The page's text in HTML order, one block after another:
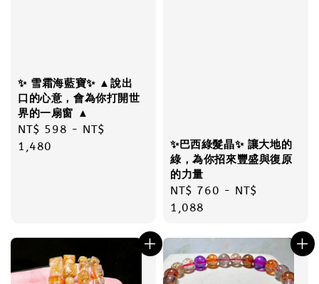
✨ 雪霜海藍寶✨ ▲說出
口的心意，會為你打開世
界的一扇窗 ▲
Regular
price
NT$ 598 - NT$
1,480
✨巴西綠髮晶✨ 讓大地的
綠，為你招來豐盛與復原
的力量
Regular
price
NT$ 760 - NT$
1,088